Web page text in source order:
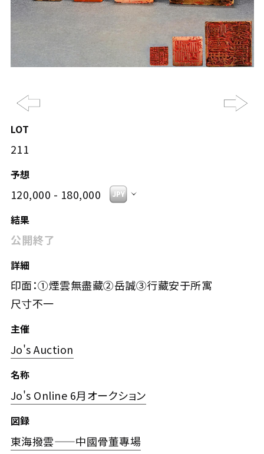
LOT
211
予想
120,000 - 180,000
結果
公開終了
詳細
印面：①煙雲無盡藏②岳誠③行藏安于所寓
尺寸不一
主催
Jo's Auction
名称
Jo's Online 6月オークション
図録
東海撥雲——中國骨董專場
Previous